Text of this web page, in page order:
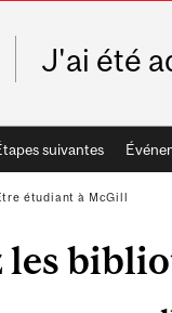
J'ai été
suivantes
étudiant à McGill
les